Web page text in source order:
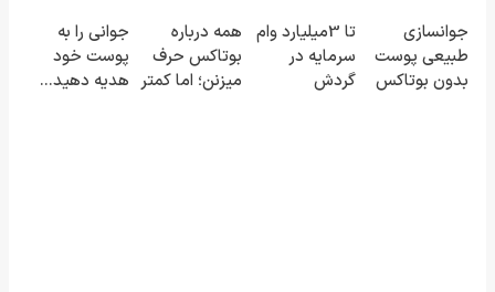
تخفیف
سفارش فوری)
آلمانی(45%تخفیف)
20سال جوون
شدی🔥
جوانسازی
طبیعی پوست
بدون بوتاکس
تا 3میلیارد وام
سرمایه در
گردش
همه درباره
بوتاکس حرف
میزنن؛ اما کمتر
جوانی را به
پوست خود
هدیه دهید...